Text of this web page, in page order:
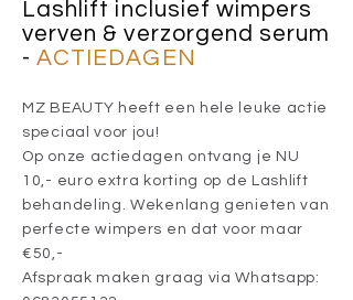
Lashlift inclusief wimpers
verven & verzorgend serum
-ACTIEDAGEN
MZ BEAUTY heeft een hele leuke actie
speciaal voor jou!
Op onze actiedagen ontvang je NU
10,- euro extra korting op de Lashlift
behandeling. Wekenlang genieten van
perfecte wimpers en dat voor maar
€50,-
Afspraak maken graag via Whatsapp: